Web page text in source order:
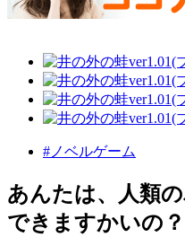
#ノベルゲーム
あんたは、人類
できますかいの？